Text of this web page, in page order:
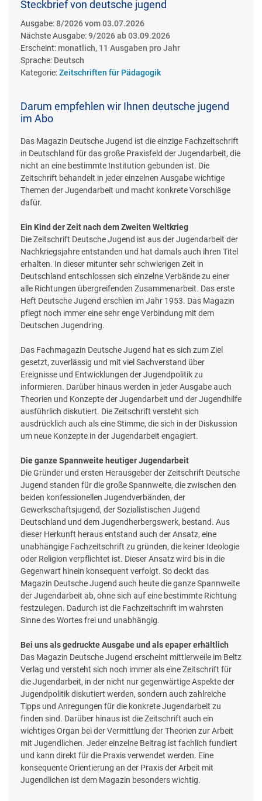
Steckbrief von deutsche jugend
Ausgabe:8/2026 vom 03.07.2026
Nächste Ausgabe:9/2026 ab 03.09.2026
Erscheint: monatlich, 11 Ausgaben pro Jahr
Sprache: Deutsch
Kategorie:Zeitschriften für Pädagogik
Darum empfehlen wir Ihnen deutsche jugend
im Abo
Das Magazin Deutsche Jugend ist die einzige Fachzeitschrift
in Deutschland für das große Praxisfeld der Jugendarbeit, die
nicht an eine bestimmte Institution gebunden ist. Die
Zeitschrift behandelt in jeder einzelnen Ausgabe wichtige
Themen der Jugendarbeit und macht konkrete Vorschläge
dafür.
Ein Kind der Zeit nach dem Zweiten Weltkrieg
Die Zeitschrift Deutsche Jugend ist aus der Jugendarbeit der
Nachkriegsjahre entstanden und hat damals auch ihren Titel
erhalten. In dieser mitunter sehr schwierigen Zeit in
Deutschland entschlossen sich einzelne Verbände zu einer
alle Richtungen übergreifenden Zusammenarbeit. Das erste
Heft Deutsche Jugend erschien im Jahr 1953. Das Magazin
pflegt noch immer eine sehr enge Verbindung mit dem
Deutschen Jugendring.
Das Fachmagazin Deutsche Jugend hat es sich zum Ziel
gesetzt, zuverlässig und mit viel Sachverstand über
Ereignisse und Entwicklungen der Jugendpolitik zu
informieren. Darüber hinaus werden in jeder Ausgabe auch
Theorien und Konzepte der Jugendarbeit und der Jugendhilfe
ausführlich diskutiert. Die Zeitschrift versteht sich
ausdrücklich auch als eine Stimme, die sich in der Diskussion
um neue Konzepte in der Jugendarbeit engagiert.
Die ganze Spannweite heutiger Jugendarbeit
Die Gründer und ersten Herausgeber der Zeitschrift Deutsche
Jugend standen für die große Spannweite, die zwischen den
beiden konfessionellen Jugendverbänden, der
Gewerkschaftsjugend, der Sozialistischen Jugend
Deutschland und dem Jugendherbergswerk, bestand. Aus
dieser Herkunft heraus entstand auch der Ansatz, eine
unabhängige Fachzeitschrift zu gründen, die keiner Ideologie
oder Religion verpflichtet ist. Dieser Ansatz wird bis in die
Gegenwart hinein konsequent verfolgt. So deckt das
Magazin Deutsche Jugend auch heute die ganze Spannweite
der Jugendarbeit ab, ohne sich auf eine bestimmte Richtung
festzulegen. Dadurch ist die Fachzeitschrift im wahrsten
Sinne des Wortes frei und unabhängig.
Bei uns als gedruckte Ausgabe und als epaper erhältlich
Das Magazin Deutsche Jugend erscheint mittlerweile im Beltz
Verlag und versteht sich noch immer als eine Zeitschrift für
die Jugendarbeit, in der nicht nur gegenwärtige Aspekte der
Jugendpolitik diskutiert werden, sondern auch zahlreiche
Tipps und Anregungen für die konkrete Jugendarbeit zu
finden sind. Darüber hinaus ist die Zeitschrift auch ein
wichtiges Organ bei der Vermittlung der Theorien zur Arbeit
mit Jugendlichen. Jeder einzelne Beitrag ist fachlich fundiert
und kann direkt für die Praxis verwendet werden. Eine
konsequente Orientierung an der Praxis der Arbeit mit
Jugendlichen ist dem Magazin besonders wichtig.